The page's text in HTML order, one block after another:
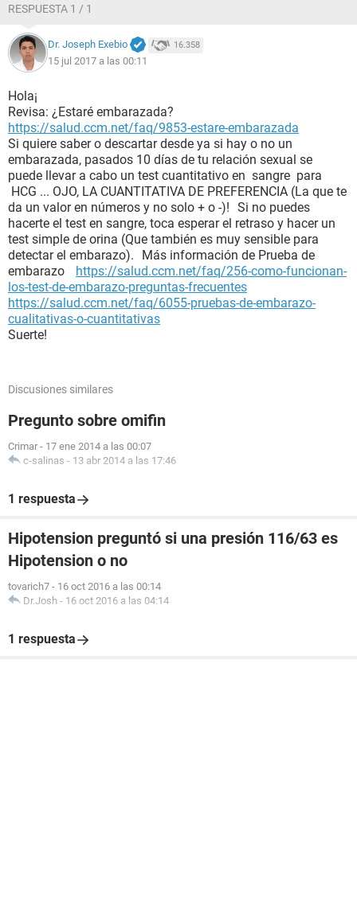
RESPUESTA 1 / 1
Dr. Joseph Exebio 16.358
15 jul 2017 a las 00:11
Hola¡
Revisa: ¿Estaré embarazada?
https://salud.ccm.net/faq/9853-estare-embarazada
Si quiere saber o descartar desde ya si hay o no un
embarazada, pasados 10 días de tu relación sexual se
puede llevar a cabo un test cuantitativo en sangre para
HCG ... OJO, LA CUANTITATIVA DE PREFERENCIA (La que te
da un valor en números y no solo + o -)! Si no puedes
hacerte el test en sangre, toca esperar el retraso y hacer un
test simple de orina (Que también es muy sensible para
detectar el embarazo). Más información de Prueba de
embarazo https://salud.ccm.net/faq/256-como-funcionan-
los-test-de-embarazo-preguntas-frecuentes
https://salud.ccm.net/faq/6055-pruebas-de-embarazo-
cualitativas-o-cuantitativas
Suerte!
Discusiones similares
Pregunto sobre omifin
Crimar - 17 ene 2014 a las 00:07
c-salinas - 13 abr 2014 a las 17:46
1 respuesta
Hipotension preguntó si una presión 116/63 es
Hipotension o no
tovarich7 - 16 oct 2016 a las 00:14
Dr.Josh - 16 oct 2016 a las 04:14
1 respuesta